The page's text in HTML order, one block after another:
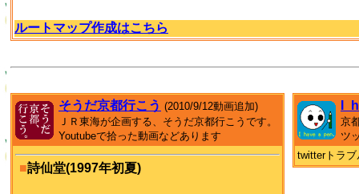
ルートマップ作成はこちら
そうだ京都行こう (2010/9/12動画追加)
ＪＲ東海が企画する、そうだ京都行こうです。
Youtubeで拾った動画などあります
■詩仙堂(1997年初夏)
京
ツ
twitterトラ